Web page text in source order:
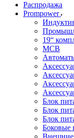
Распродажа
Prompower
19“
MCB
Блок
Блок
Блок
Боковые
Внешние